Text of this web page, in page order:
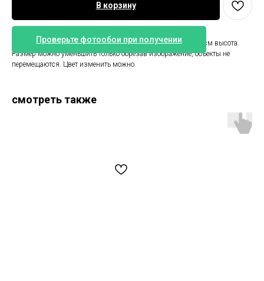
Проверьте фотообои при получении
В корзину
Фотообои с оленями в траве. Размер 353 см ширина и 265 см высота.
Размер можно уменьшить только обрезав изображение, объекты не
перемещаются. Цвет изменить можно.
смотреть также